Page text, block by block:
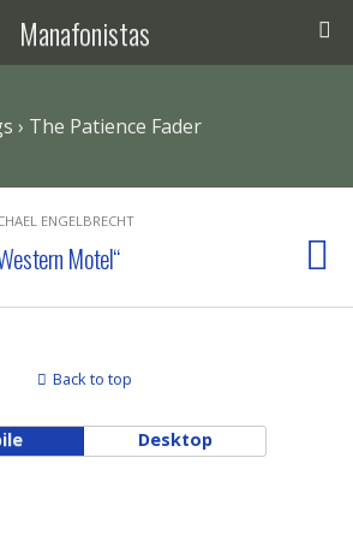
Manafonistas
› The Patience Fader
ENGELBRECHT
Motel“
Back to top
Desktop